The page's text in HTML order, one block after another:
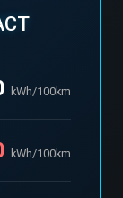
kWh/100km
kWh/100km